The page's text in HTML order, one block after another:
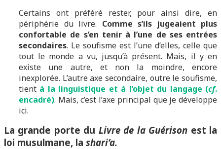
Certains ont préféré rester, pour ainsi dire, en
périphérie du livre. Comme s’ils jugeaient plus
confortable de s’en tenir à l’une de ses entrées
secondaires. Le soufisme est l’une d’elles, celle que
tout le monde a vu, jusqu’à présent. Mais, il y en
existe une autre, et non la moindre, encore
inexplorée. L’autre axe secondaire, outre le soufisme,
tient à la linguistique et à l’objet du langage (cf.
encadré). Mais, c’est l’axe principal que je développe
ici.
La grande porte du Livre de la Guérison est la
loi musulmane, la shari’a.